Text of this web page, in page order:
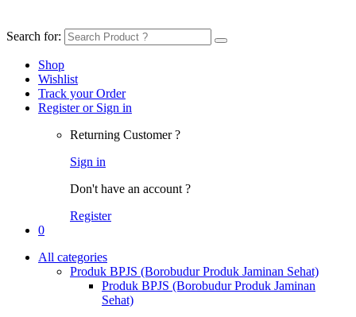
Search for:
Shop
Wishlist
Track your Order
Register or Sign in
Returning Customer ?
Sign in
Don't have an account ?
Register
0
All categories
Produk BPJS (Borobudur Produk Jaminan Sehat)
Produk BPJS (Borobudur Produk Jaminan
Sehat)